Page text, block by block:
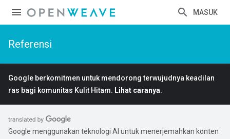
MASUK
Referensi
Google berkomitmen untuk mendorong terwujudnya keadilan
ras bagi komunitas Kulit Hitam. Lihat caranya.
Google menggunakan teknologi AI untuk menerjemahkan konten